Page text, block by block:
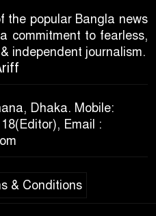
the popular Bangla news
commitment to fearless,
independent journalism.
Dhaka. Mobile:
Email :
& Conditions